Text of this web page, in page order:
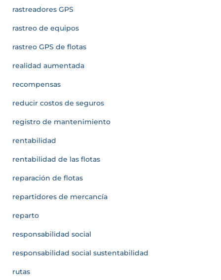
rastreadores GPS
rastreo de equipos
rastreo GPS de flotas
realidad aumentada
recompensas
reducir costos de seguros
registro de mantenimiento
rentabilidad
rentabilidad de las flotas
reparación de flotas
repartidores de mercancía
reparto
responsabilidad social
responsabilidad social sustentabilidad
rutas